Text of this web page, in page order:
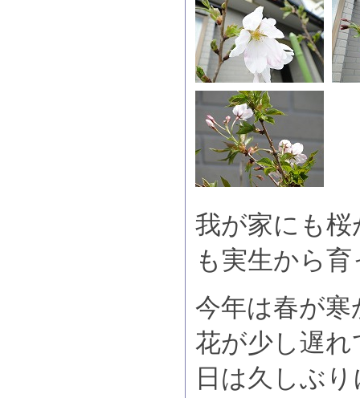
我が家にも
も実生から
今年は春が
花が少し遅
日は久しぶ